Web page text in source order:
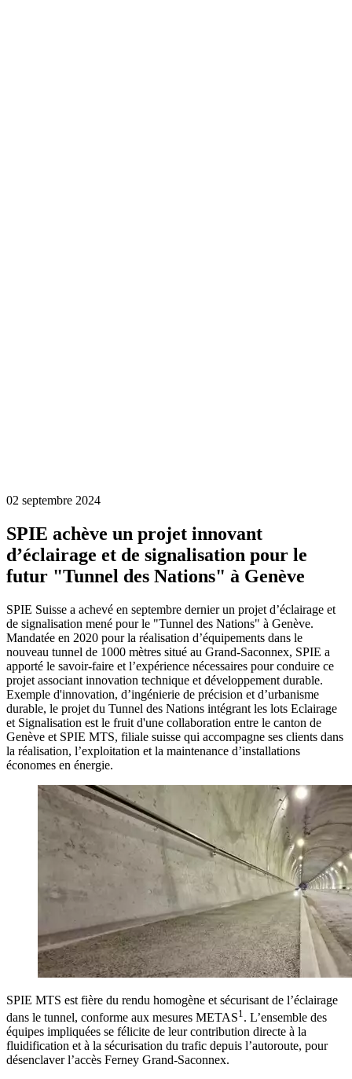
02 septembre 2024
SPIE achève un projet innovant
d’éclairage et de signalisation pour le
futur "Tunnel des Nations" à Genève
SPIE Suisse a achevé en septembre dernier un projet d’éclairage et
de signalisation mené pour le "Tunnel des Nations" à Genève.
Mandatée en 2020 pour la réalisation d’équipements dans le
nouveau tunnel de 1000 mètres situé au Grand-Saconnex, SPIE a
apporté le savoir-faire et l’expérience nécessaires pour conduire ce
projet associant innovation technique et développement durable.
Exemple d'innovation, d’ingénierie de précision et d’urbanisme
durable, le projet du Tunnel des Nations intégrant les lots Eclairage
et Signalisation est le fruit d'une collaboration entre le canton de
Genève et SPIE MTS, filiale suisse qui accompagne ses clients dans
la réalisation, l’exploitation et la maintenance d’installations
économes en énergie.
SPIE MTS est fière du rendu homogène et sécurisant de l’éclairage
dans le tunnel, conforme aux mesures METAS1 . L’ensemble des
équipes impliquées se félicite de leur contribution directe à la
fluidification et à la sécurisation du trafic depuis l’autoroute, pour
désenclaver l’accès Ferney Grand-Saconnex.